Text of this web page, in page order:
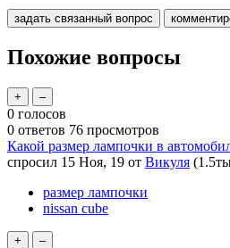
Похожие вопросы
0 голосов
0 ответов 76 просмотров
Какой размер лампочки в
спросил 15 Ноя, 19 от Викуля (
размер лампочки
nissan cube